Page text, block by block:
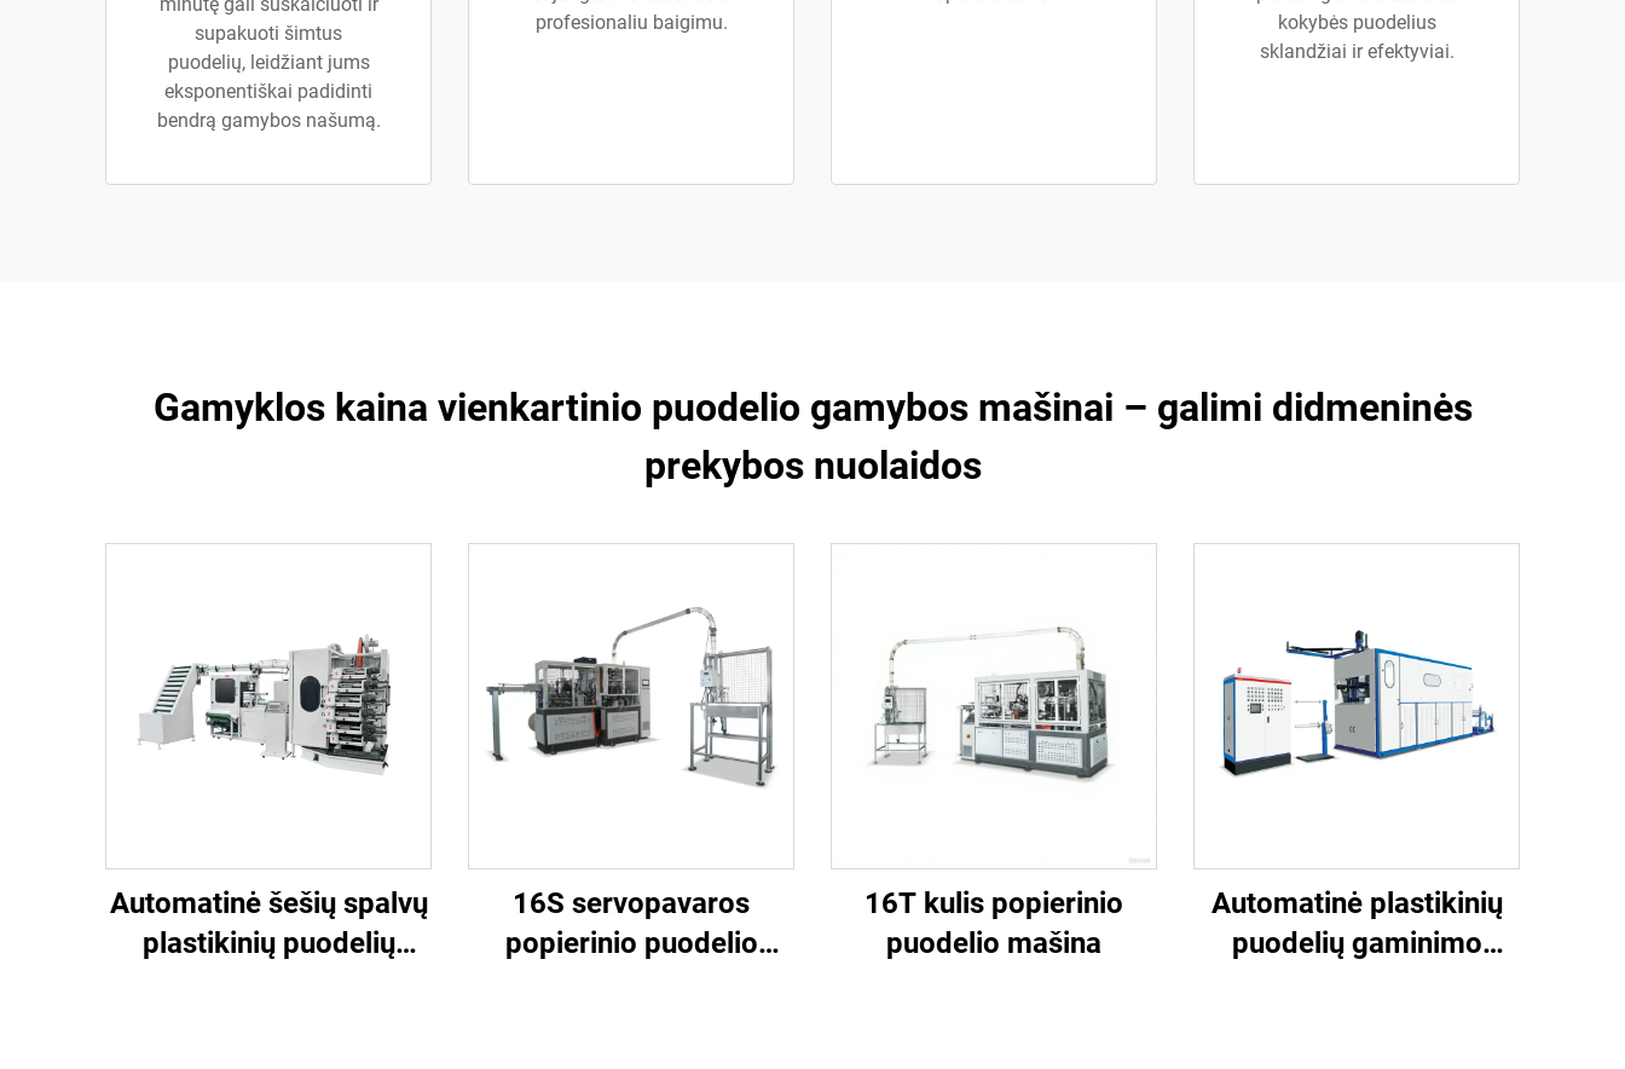
supakuoti šimtus
puodelių, leidžiant jums
eksponentiškai padidinti
bendrą gamybos našumą.
profesionaliu baigimu.
kokybės puodelius
sklandžiai ir efektyviai.
Gamyklos kaina vienkartinio puodelio gamybos mašinai – galimi didmeninės
prekybos nuolaidos
Automatinė šešių spalvų
plastikinių puodelių
16S servopavaros
popierinio puodelio
16T kulis popierinio
puodelio mašina
Automatinė plastikinių
puodelių gaminimo